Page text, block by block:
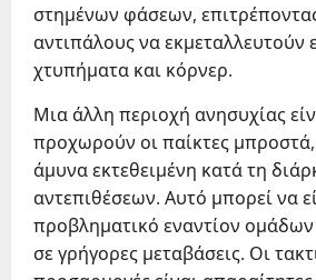
στημένων φάσεων,
αντιπάλους να εκμεταλλευτούν
χτυπήματα και κόρνερ.
Μια άλλη περιοχή ανησυχίας
προχωρούν οι παίκτες
άμυνα εκτεθειμένη κατά τη
αντεπιθέσεων. Αυτό μπορεί να
προβληματικό εναντίον
σε γρήγορες μεταβάσεις. Οι